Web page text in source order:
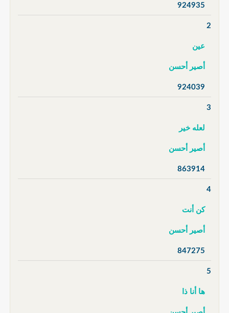
924935
2
عين
أصير أحسن
924039
3
لعله خير
أصير أحسن
863914
4
كن أنت
أصير أحسن
847275
5
ها أنا ذا